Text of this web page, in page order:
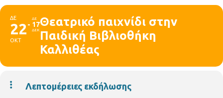
ΔΕ
22
ΟΚΤ
ΔΕ
17
ΔΕΚ
Θεατρικό παιχνίδι στην
Παιδική Βιβλιοθήκη
Καλλιθέας
Λεπτομέρειες εκδήλωσης